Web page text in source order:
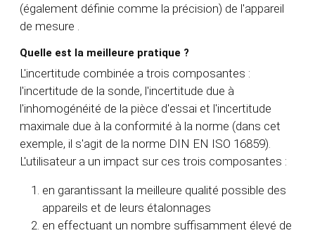
(également définie comme la précision) de l'appareil
de mesure
Quelle est la meilleure pratique ?
L'incertitude combinée a trois composantes :
l'incertitude de la sonde, l'incertitude due à
l'inhomogénéité de la pièce d'essai et l'incertitude
maximale due à la conformité à la norme (dans cet
exemple, il s'agit de la norme DIN EN ISO 16859).
L'utilisateur a un impact sur ces trois composantes :
en garantissant la meilleure qualité possible des
appareils et de leurs étalonnages
en effectuant un nombre suffisamment élevé de